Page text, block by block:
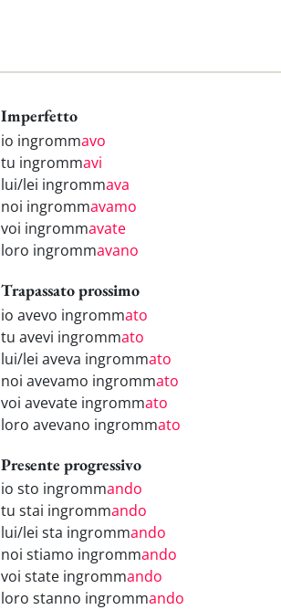
Imperfetto
io ingrommavo
tu ingrommavi
lui/lei ingrommava
noi ingrommavamo
voi ingrommavate
loro ingrommavano
Trapassato prossimo
io avevo ingrommato
tu avevi ingrommato
lui/lei aveva ingrommato
noi avevamo ingrommato
voi avevate ingrommato
loro avevano ingrommato
Presente progressivo
io sto ingrommando
tu stai ingrommando
lui/lei sta ingrommando
noi stiamo ingrommando
voi state ingrommando
loro stanno ingrommando